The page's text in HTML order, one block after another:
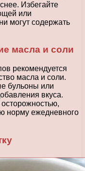
Избегайте
или
могут содержать
масла и соли
рекомендуется
масла и соли.
бульоны или
вкуса.
норму ежедневного